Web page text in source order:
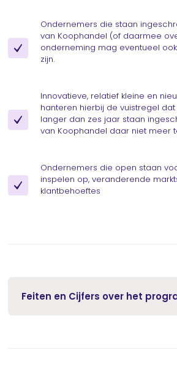
Ondernemers die staan
van Koophandel (of daarmee
onderneming mag eventueel ook
zijn.
Innovatieve, relatief kleine en
hanteren hierbij de vuistregel
langer dan zes jaar staan
van Koophandel daar niet meer
Ondernemers die open staan
inspelen op, veranderende
klantbehoeftes
Feiten en Cijfers over het